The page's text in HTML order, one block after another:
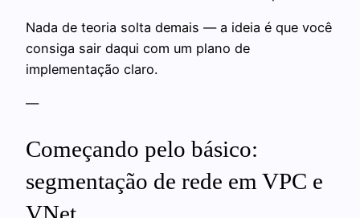
Nada de teoria solta demais — a ideia é que você
consiga sair daqui com um plano de
implementação claro.
—
Começando pelo básico:
segmentação de rede em VPC e